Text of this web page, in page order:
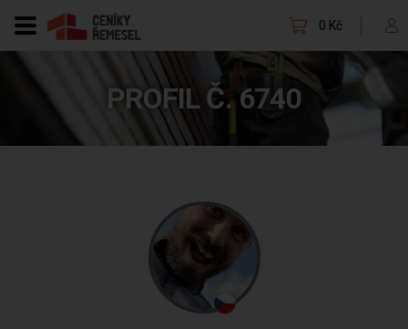
0 Kč
PROFIL Č. 6740